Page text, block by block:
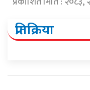
प्रतिक्रिया